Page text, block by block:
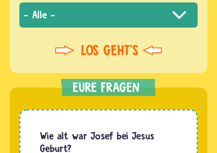
Wie alt war Josef bei Jesus
Geburt?